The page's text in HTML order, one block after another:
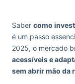
Saber como
é um passo
2025, o mercado
acessíveis e
sem abrir mão da